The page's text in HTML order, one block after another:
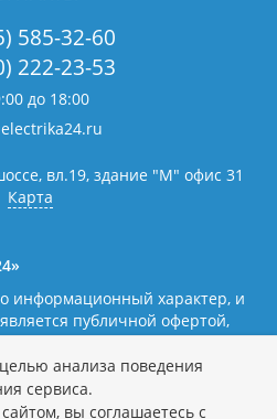
585-32-60
222-23-53
до 18:00
вл.19, здание "М" офис 31
Карта
информационный характер, и
публичной офертой,
Наличие и цены уточняйте
обработки персональных
анализа поведения
сервиса.
вы соглашаетесь с